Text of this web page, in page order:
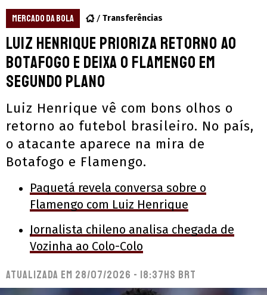
MERCADO DA BOLA Transferências
Luiz Henrique prioriza retorno ao
Botafogo e deixa o Flamengo em
segundo plano
Luiz Henrique vê com bons olhos o
retorno ao futebol brasileiro. No país,
o atacante aparece na mira de
Botafogo e Flamengo.
Paquetá revela conversa sobre o
Flamengo com Luiz Henrique
Jornalista chileno analisa chegada de
Vozinha ao Colo-Colo
Atualizada em 28/07/2026 - 18:37hs BRT